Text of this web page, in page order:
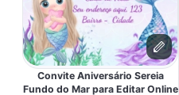
Convite Aniversário Sereia
Fundo do Mar para Editar Online